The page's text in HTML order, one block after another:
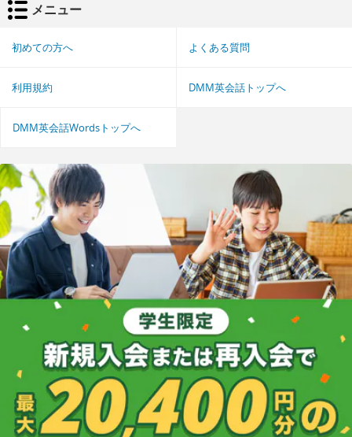
メニュー
初めての方へ よくある質問
利用規約 DMM英会話トップへ
DMM英会話Wordsトップへ